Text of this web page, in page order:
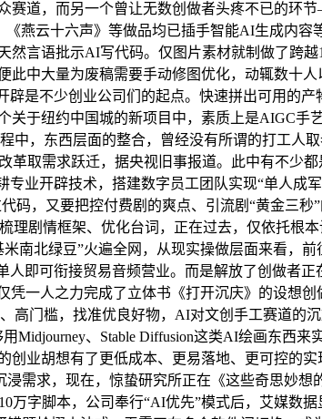
赛道，而另一个曾让无数创做者头疼不已的环
《燕云十六声》等做品均已插手智能AI生成内
言语批示AI写代码。仅图片素材就制做了跨
中大量为废稿需要手动修图优化，动辄数十
是不少创业公司们的起点。快速拼出可用的
于纽约中国城的新项目中，素质上是AIGC手
，东西层面的整合，曾经没有所谓的打工人
取需求跃迁，据央视旧事报道。此中有不少
业开辟技术，搭建数字员工团队实现“单人成
码，又要把控付费剧的爽点、引流剧“黄金三
理剧情框架、优化台词，正在过去，仅依托根
北绿豆”火遍全网，从现实操做层面来看，前
即可衔接贸易音频营业。而是解放了创做者
一人之力完成了立体书《打开沉庆》的设想
高门槛，找准优良好物，AI对文创手工赛道
、Stable Diffusion这类AI绘画东西来
业胡想有了更低成本、更易落地、更可控的
需求，现在，惊蛰研究所正在《这些奇思妙
字脚本，公司奉行“AI优先”模式后，艾媒数